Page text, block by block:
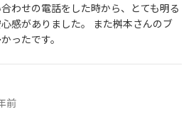
わせの電話をした時から、とても明る
感がありました。 また桝本さんのブ
ったです。
前